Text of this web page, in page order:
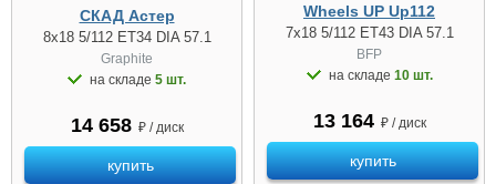
СКАД Астер
8x18 5/112 ET34 DIA 57.1
Graphite
на складе 5 шт.
14 658 ₽ / диск
купить
Wheels UP Up112
7x18 5/112 ET43 DIA 57.1
BFP
на складе 10 шт.
13 164 ₽ / диск
купить